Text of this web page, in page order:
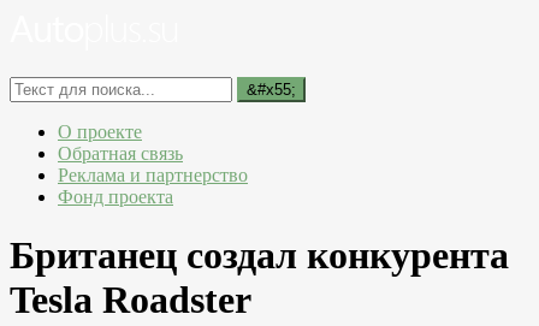
О проекте
Обратная связь
Реклама и партнерство
Фонд проекта
Британец создал конкурента
Tesla Roadster